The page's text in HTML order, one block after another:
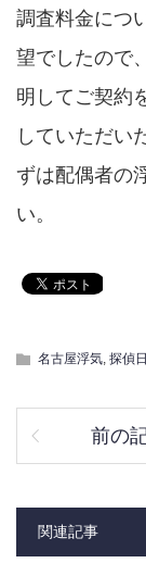
調査料金につ
望でしたので
明してご契約
していただい
ずは配偶者の
い。
名古屋浮気 探偵
前の
関連記事